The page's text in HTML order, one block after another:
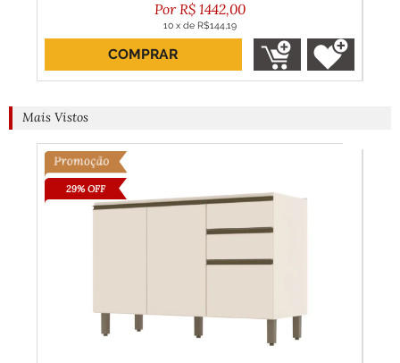
R$ 1442,00
10 x de R$144,19
COMPRAR
Mais Vistos
29% OFF